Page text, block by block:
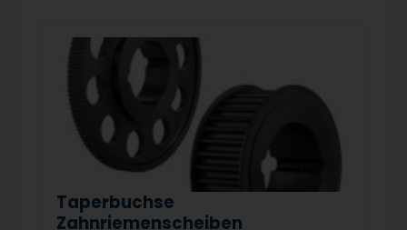
Taperbuchse
Zahnriemenscheiben